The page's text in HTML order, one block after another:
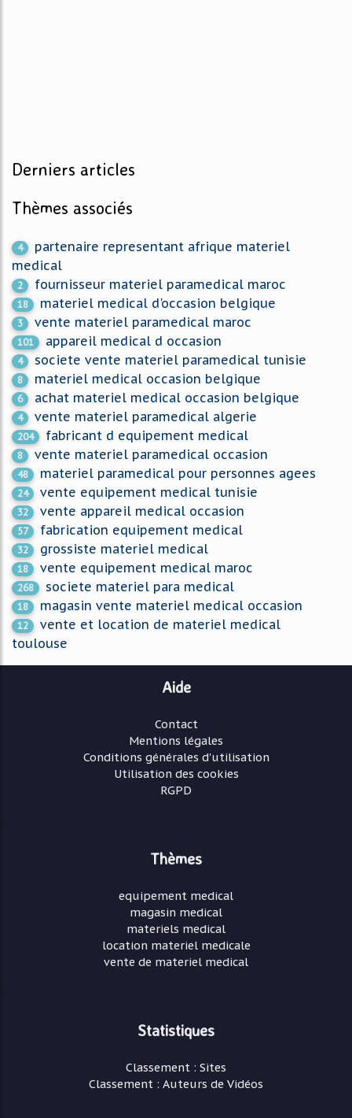
Derniers articles
Thèmes associés
4
partenaire representant afrique materiel
medical
2 fournisseur materiel paramedical maroc
18 materiel medical d'occasion belgique
3 vente materiel paramedical maroc
101 appareil medical d occasion
4 societe vente materiel paramedical tunisie
8 materiel medical occasion belgique
6 achat materiel medical occasion belgique
4 vente materiel paramedical algerie
204 fabricant d equipement medical
8 vente materiel paramedical occasion
48 materiel paramedical pour personnes agees
24 vente equipement medical tunisie
32 vente appareil medical occasion
57 fabrication equipement medical
32 grossiste materiel medical
18 vente equipement medical maroc
268 societe materiel para medical
18 magasin vente materiel medical occasion
12
vente et location de materiel medical
toulouse
Aide
Contact
Mentions légales
Conditions générales d'utilisation
Utilisation des cookies
RGPD
Thèmes
equipement medical
magasin medical
materiels medical
location materiel medicale
vente de materiel medical
Statistiques
Classement : Sites
Classement : Auteurs de Vidéos